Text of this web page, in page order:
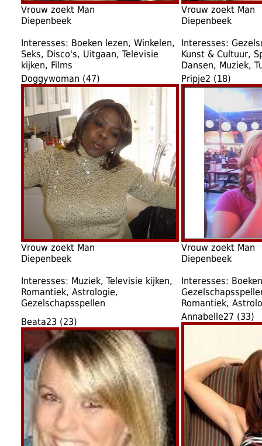
Vrouw zoekt Man
Diepenbeek
Interesses: Boeken lezen, Winkelen,
Seks, Disco's, Uitgaan, Televisie
kijken, Films
Vrouw zoekt Man
Diepenbeek
Interesses:
Kunst & Cultuur,
Dansen, Muziek,
Doggywoman (47)
Vrouw zoekt Man
Diepenbeek
Interesses: Muziek, Televisie kijken,
Romantiek, Astrologie,
Gezelschapsspellen
Pripje2 (18)
Vrouw zoekt Man
Diepenbeek
Interesses:
Romantiek,
Beata23 (23)
Annabelle27 (33)